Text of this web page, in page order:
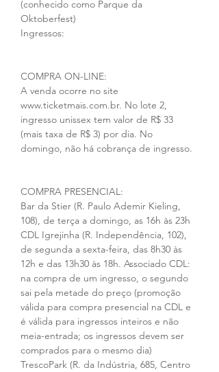
(conhecido como Parque da
Oktoberfest)
Ingressos:
COMPRA ON-LINE:
A venda ocorre no site
www.ticketmais.com.br. No lote 2,
ingresso unissex tem valor de R$ 33
(mais taxa de R$ 3) por dia. No
domingo, não há cobrança de ingresso.
COMPRA PRESENCIAL:
Bar da Stier (R. Paulo Ademir Kieling,
108), de terça a domingo, as 16h às 23h
CDL Igrejinha (R. Independência, 102),
de segunda a sexta-feira, das 8h30 às
12h e das 13h30 às 18h. Associado CDL:
na compra de um ingresso, o segundo
sai pela metade do preço (promoção
válida para compra presencial na CDL e
é válida para ingressos inteiros e não
meia-entrada; os ingressos devem ser
comprados para o mesmo dia)
TrescoPark (R. da Indústria, 685, Centro